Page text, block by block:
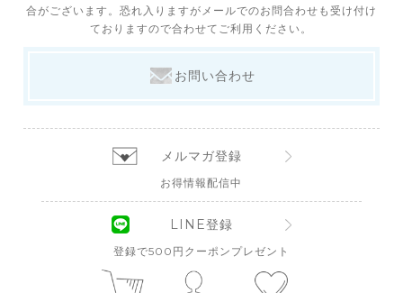
合がございます。恐れ入りますがメールでのお問合わせも受け付け
ておりますので合わせてご利用ください。
お問い合わせ
メルマガ登録
お得情報配信中
LINE登録
登録で500円クーポンプレゼント